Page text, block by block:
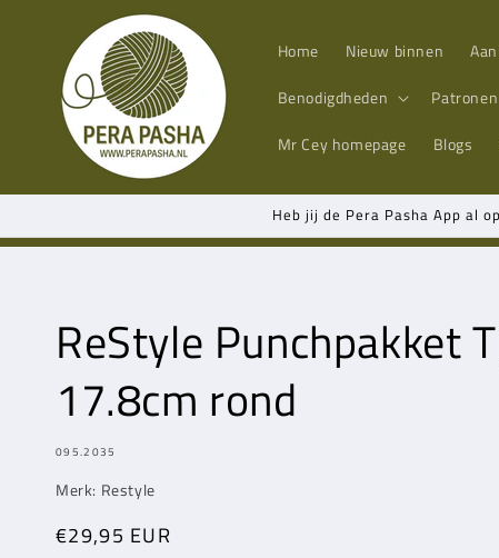
content Home Nieuw binnen
Benodigdheden
Patronen
Mr Cey homepage Blogs
Heb jij de Pera Pasha App al
ReStyle Punchpakket
17.8cm rond
MODEL:
095.2035
Merk: Restyle
Normale
€29,95 EUR